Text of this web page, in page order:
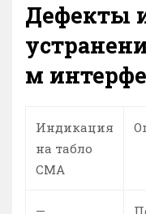
Дефекты
м
Индикация
на табло
СМА